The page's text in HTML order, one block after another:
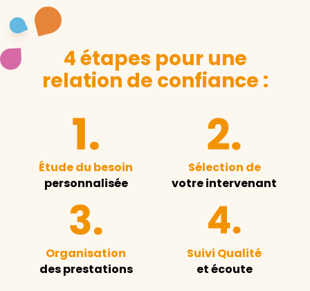
4 étapes pour une
relation de confiance :
Étude du besoin
personnalisée
Sélection de
votre intervenant
Organisation
des prestations
Suivi Qualité
et écoute